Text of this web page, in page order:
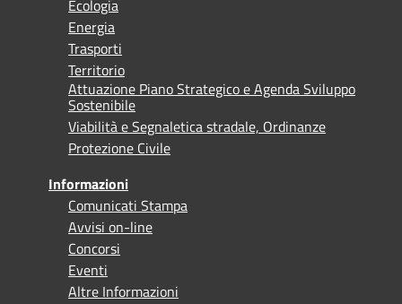
Ecologia
Energia
Trasporti
Territorio
Attuazione Piano Strategico e Agenda Sviluppo
Sostenibile
Viabilità e Segnaletica stradale, Ordinanze
Protezione Civile
Informazioni
Comunicati Stampa
Avvisi on-line
Concorsi
Eventi
Altre Informazioni